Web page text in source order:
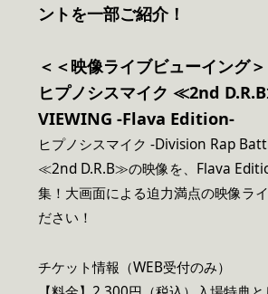
ントを一部ご紹介！
＜＜映像ライブビューイング＞
ヒプノシスマイク ≪2nd
VIEWING -Flava Edition-
ヒプノシスマイク -Division Rap
≪2nd D.R.B≫の映像を、Flava
集！大画面による迫力満点の映像ラ
ださい！
チケット情報（WEB受付のみ）